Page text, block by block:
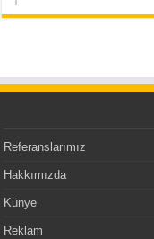
Referanslarımız
Hakkımızda
Künye
Reklam